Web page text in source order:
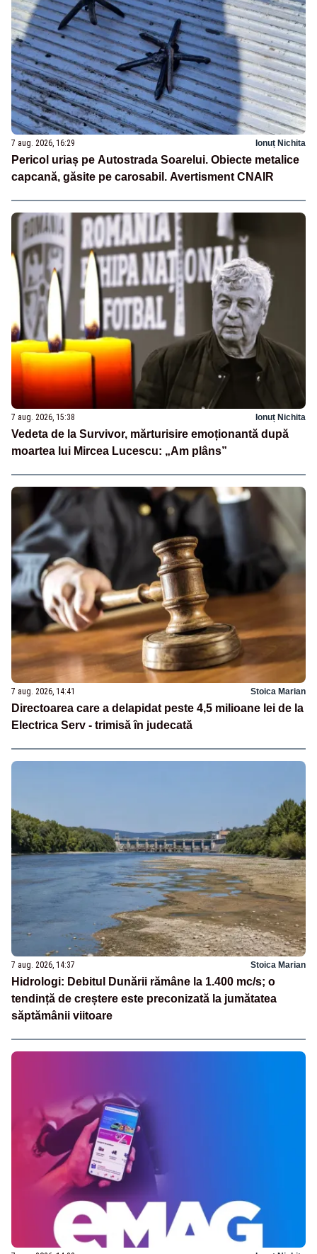
7 aug. 2026, 16:29 Ionuț Nichita
Pericol uriaș pe Autostrada Soarelui. Obiecte metalice
capcană, găsite pe carosabil. Avertisment CNAIR
7 aug. 2026, 15:38 Ionuț Nichita
Vedeta de la Survivor, mărturisire emoționantă după
moartea lui Mircea Lucescu: „Am plâns”
7 aug. 2026, 14:41 Stoica Marian
Directoarea care a delapidat peste 4,5 milioane lei de la
Electrica Serv - trimisă în judecată
7 aug. 2026, 14:37 Stoica Marian
Hidrologi: Debitul Dunării rămâne la 1.400 mc/s; o
tendință de creștere este preconizată la jumătatea
săptămânii viitoare